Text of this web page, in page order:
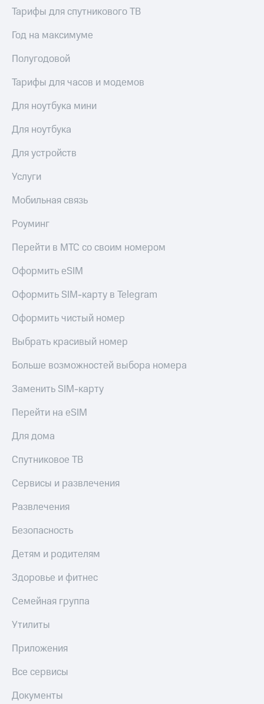
облигаций
Описание
Уведомление
погашении
облигаций
Регистратор
Реквизиты
развитие
этика
На главную
Тарифы для спутникового ТВ
Год на максимуме
Полугодовой
Тарифы для часов и модемов
Для ноутбука мини
Для ноутбука
Для устройств
Услуги
Мобильная связь
Роуминг
Перейти в МТС со своим номером
Оформить eSIM
Оформить SIM-карту в Telegram
Оформить чистый номер
Выбрать красивый номер
Больше возможностей выбора номера
Заменить SIM-карту
Перейти на eSIM
Для дома
Спутниковое ТВ
Сервисы и развлечения
Развлечения
Безопасность
Детям и родителям
Здоровье и фитнес
Семейная группа
Утилиты
Приложения
Все сервисы
Документы